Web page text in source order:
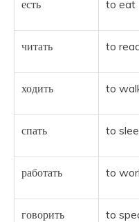
есть to eat
читать to
ходить to
спать to
работать to
говорить to